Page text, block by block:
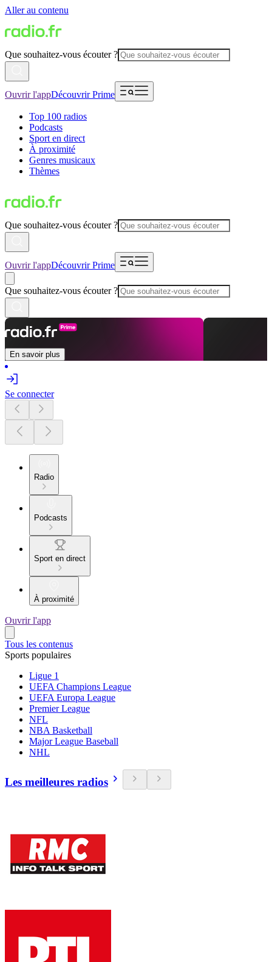
Aller au contenu
Que souhaitez-vous écouter ?
Ouvrir l'appDécouvrir Prime
Top 100 radios
Podcasts
Sport en direct
À proximité
Genres musicaux
Thèmes
Que souhaitez-vous écouter ?
Ouvrir l'appDécouvrir Prime
Que souhaitez-vous écouter ?
En savoir plus
Se connecter
Radio
Podcasts
Sport en direct
À proximité
Ouvrir l'app
Tous les contenus
Sports populaires
Ligue 1
UEFA Champions League
UEFA Europa League
Premier League
NFL
NBA Basketball
Major League Baseball
NHL
Les meilleures radios